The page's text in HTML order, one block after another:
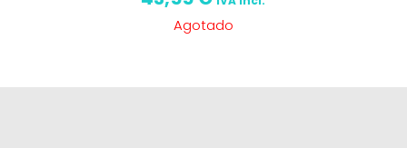
Agotado